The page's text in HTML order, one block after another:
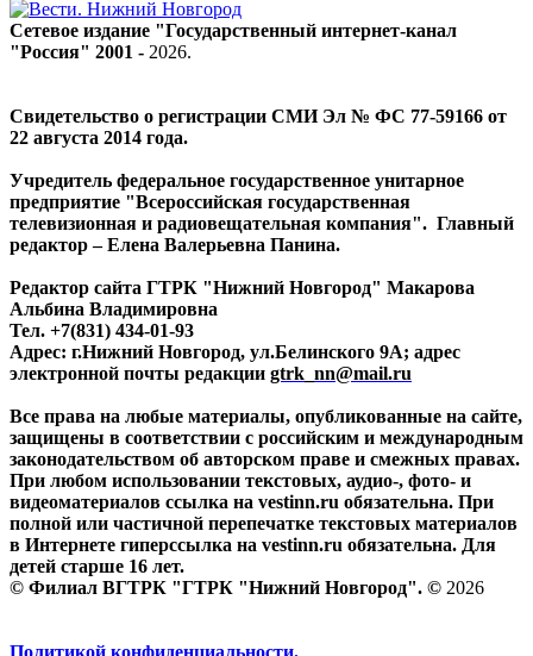
Сетевое издание "Государственный интернет-канал
"Россия" 2001 - 2026.
Свидетельство о регистрации СМИ Эл № ФС 77-59166 от
22 августа 2014 года.
Учредитель федеральное государственное унитарное
предприятие "Всероссийская государственная
телевизионная и радиовещательная компания". Главный
редактор – Елена Валерьевна Панина.
Редактор сайта ГТРК "Нижний Новгород" Макарова
Альбина Владимировна
Тел. +7(831) 434-01-93
Адрес: г.Нижний Новгород, ул.Белинского 9А; адрес
электронной почты редакции gtrk_nn@mail.ru
Все права на любые материалы, опубликованные на сайте,
защищены в соответствии с российским и международным
законодательством об авторском праве и смежных правах.
При любом использовании текстовых, аудио-, фото- и
видеоматериалов ссылка на vestinn.ru обязательна. При
полной или частичной перепечатке текстовых материалов
в Интернете гиперссылка на vestinn.ru обязательна. Для
детей старше 16 лет.
© Филиал ВГТРК "ГТРК "Нижний Новгород". © 2026